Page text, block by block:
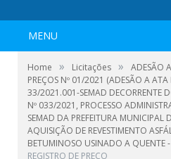
MENU
Home » Licitações »
ADESÃO
PREÇOS Nº 01/2021 (ADESÃO A ATA
33/2021.001-SEMAD DECORRENTE
Nº 033/2021, PROCESSO
SEMAD DA PREFEITURA MUNICIPAL
AQUISIÇÃO DE REVESTIMENTO
BETUMINOSO USINADO A QUENTE
REGISTRO DE PREÇO